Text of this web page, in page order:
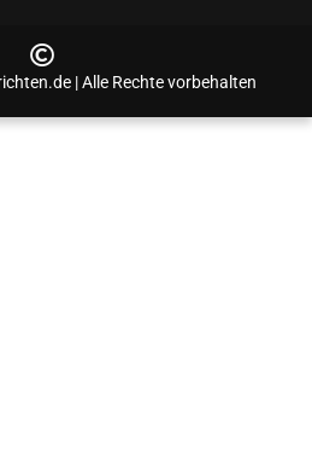
| Alle Rechte vorbehalten